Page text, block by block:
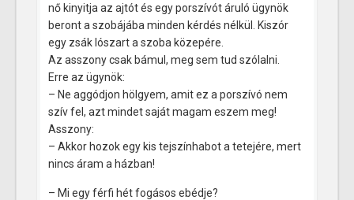
nő kinyitja az ajtót és egy porszívót áruló ügynök
beront a szobájába minden kérdés nélkül. Kiszór
egy zsák lószart a szoba közepére.
Az asszony csak bámul, meg sem tud szólalni.
Erre az ügynök:
– Ne aggódjon hölgyem, amit ez a porszívó nem
szív fel, azt mindet saját magam eszem meg!
Asszony:
– Akkor hozok egy kis tejszínhabot a tetejére, mert
nincs áram a házban!
– Mi egy férfi hét fogásos ebédje?